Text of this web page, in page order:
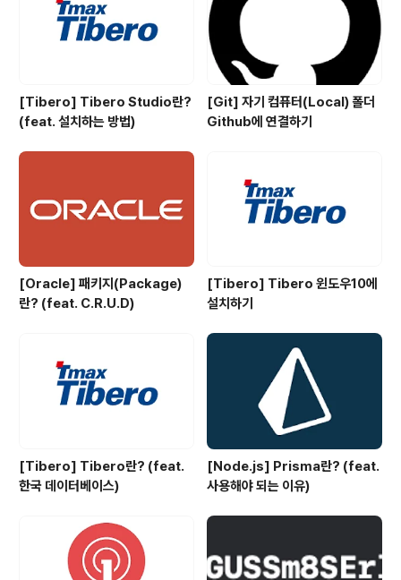
d install을 해줍니다. 설치가 완료되면 아래..
[Tibero] Tibero Studio란?
(feat. 설치하는 방법)
[Git] 자기 컴퓨터(Local) 폴더
Github에 연결하기
[Oracle] 패키지(Package)
란? (feat. C.R.U.D)
[Tibero] Tibero 윈도우10에
설치하기
[Tibero] Tibero란? (feat.
한국 데이터베이스)
[Node.js] Prisma란? (feat.
사용해야 되는 이유)